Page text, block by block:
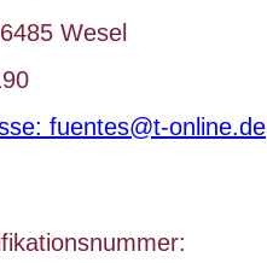
Wesel
fuentes@t-online.de